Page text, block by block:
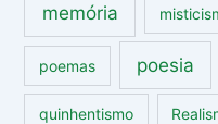
memória
poemas poesia
quinhentismo